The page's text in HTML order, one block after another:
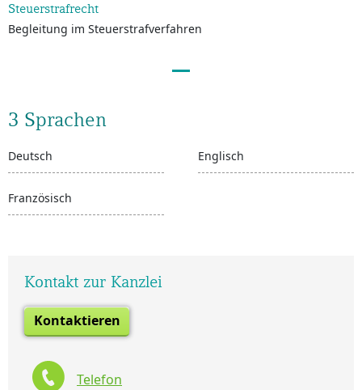
Steuerstrafrecht
Begleitung im Steuerstrafverfahren
3 Sprachen
Deutsch Englisch
Französisch
Kontakt zur Kanzlei
Kontaktieren
Telefon